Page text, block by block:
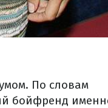
По словам
бойфренд